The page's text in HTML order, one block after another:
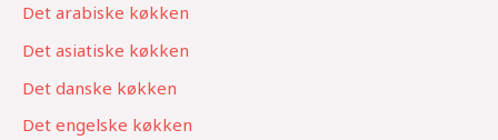
Det arabiske køkken
Det asiatiske køkken
Det danske køkken
Det engelske køkken